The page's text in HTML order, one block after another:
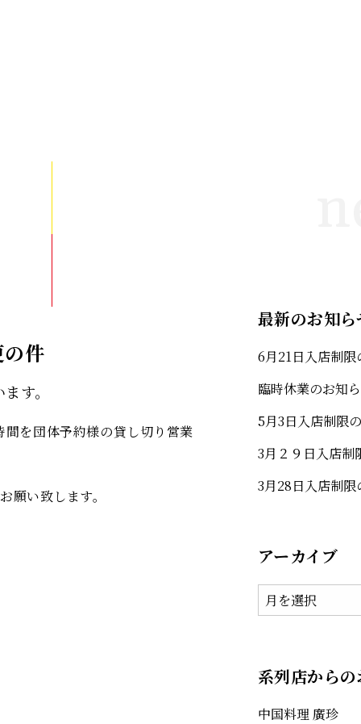
の件
す。
を団体予約様の貸し切り営業
願い致します。
最新のお知ら
6月21日入店制限
臨時休業のお知
5月3日入店制限
3月２９日入店制
3月28日入店制限
アーカイブ
系列店から
中国料理 廣珍